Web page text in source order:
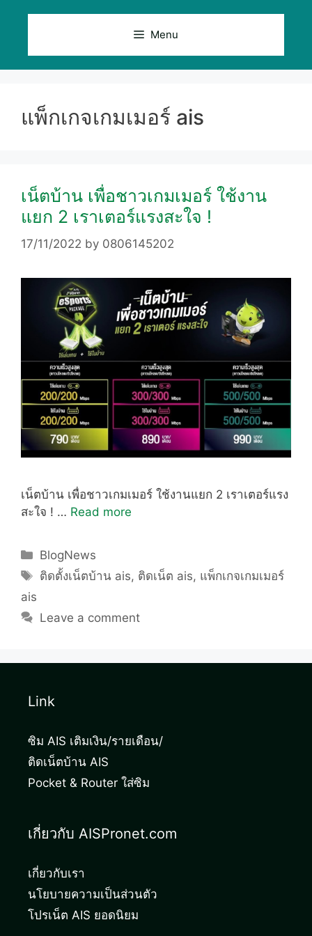
Menu
แพ็กเกจเกมเมอร์ ais
เน็ตบ้าน เพื่อชาวเกมเมอร์ ใช้งาน
แยก 2 เราเตอร์แรงสะใจ !
17/11/2022 by 0806145202
เน็ตบ้าน เพื่อชาวเกมเมอร์ ใช้งานแยก 2 เราเตอร์แรง
สะใจ ! … Read more
Categories
BlogNews
Tags
ติดตั้งเน็ตบ้าน ais, ติดเน็ต ais, แพ็กเกจเกมเมอร์
ais
Leave a comment
Link
ซิม AIS เติมเงิน/รายเดือน/
ติดเน็ตบ้าน AIS
Pocket & Router ใส่ซิม
เกี่ยวกับ AISPronet.com
เกี่ยวกับเรา
นโยบายความเป็นส่วนตัว
โปรเน็ต AIS ยอดนิยม